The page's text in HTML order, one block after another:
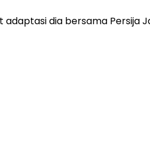
dia bersama Persija